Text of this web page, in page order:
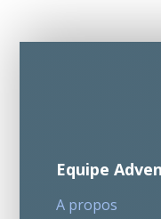
Equipe
A propos